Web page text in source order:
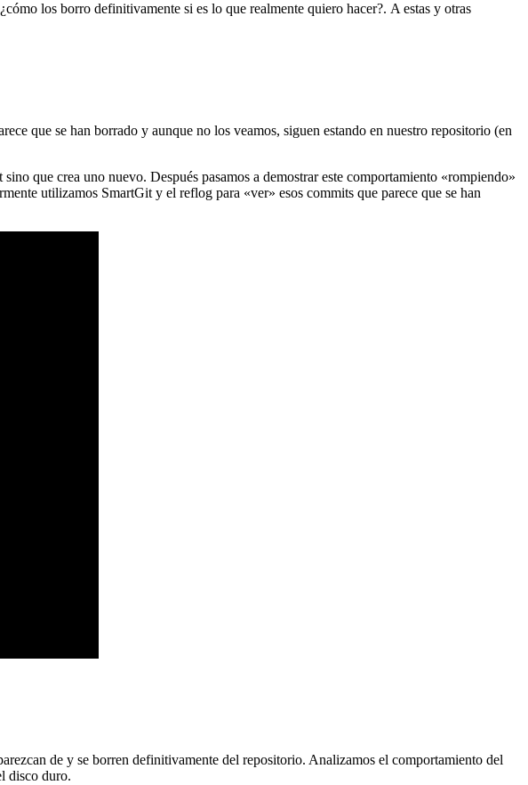
los borro definitivamente si es lo que realmente quiero hacer?. A estas y otras
que se han borrado y aunque no los veamos, siguen estando en nuestro repositorio (en
que crea uno nuevo. Después pasamos a demostrar este comportamiento «rompiendo»
utilizamos SmartGit y el reflog para «ver» esos commits que parece que se han
de y se borren definitivamente del repositorio. Analizamos el comportamiento del
disco duro.